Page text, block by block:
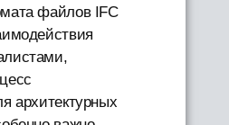
файлов IFC
архитектурных